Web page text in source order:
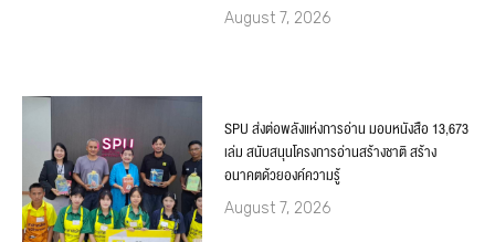
August 7, 2026
SPU ส่งต่อพลังแห่งการอ่าน มอบหนังสือ 13,673
เล่ม สนับสนุนโครงการอ่านสร้างชาติ สร้าง
อนาคตด้วยองค์ความรู้
August 7, 2026